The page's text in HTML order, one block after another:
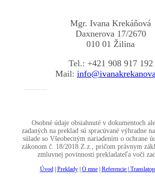
Mgr. Ivana Krekáňová
Daxnerova 17/2670
010 01 Žilina
Tel.: +421 908 917 192
Mail:
Osobné údaje obsiahnuté v dokumentoch
zadaných na preklad sú spracúvané výhradne
súlade so Všeobecným nariadením o ochrane
zákonom č. 18/2018 Z.z., pričom právnym
zmluvnej povinnosti prekladateľa voči
Úvod| Preklady| O mne| Referencie |